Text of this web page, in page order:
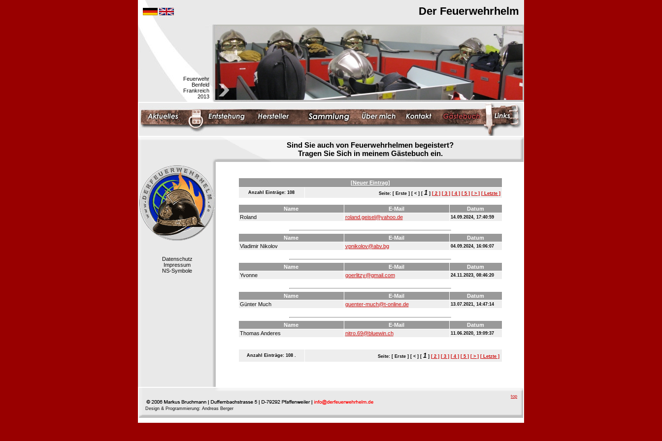
Der Feuerwehrhelm
Feuerwehr
Benfeld
Frankreich
2013
Sind Sie auch von Feuerwehrhelmen begeistert?
Tragen Sie Sich in meinem Gästebuch ein.
Datenschutz
Impressum
NS-Symbole
[Neuer Eintrag]
Anzahl Einträge: 108 Seite: [ Erste ] [ < ] [ 1] [ 2 ] [ 3 ] [ 4 ] [ 5 ] [ > ] [ Letzte ]
Name E-Mail
Datum
Roland
roland.geisel@yahoo.de 14.09.2024, 17:40:59
Name E-Mail
Datum
Vladimir Nikolov
vpnikolov@abv.bg 04.09.2024, 16:06:07
Name E-Mail
Datum
Yvonne
goerlitzy@gmail.com 24.11.2023, 08:46:20
Name E-Mail
Datum
Günter Much
guenter-much@t-online.de 13.07.2021, 14:47:14
Name E-Mail
Datum
Thomas Anderes
nitro.69@bluewin.ch 11.06.2020, 19:09:37
Anzahl Einträge: 108 . Seite: [ Erste ] [ < ] [ 1] [ 2 ] [ 3 ] [ 4 ] [ 5 ] [ > ] [ Letzte ]
Design & Programmierung: Andreas Berger
top